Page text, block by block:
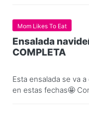
Mom Likes To Eat
Ensalada
COMPLETA
Esta ensalada se va
en estas fechas🤩